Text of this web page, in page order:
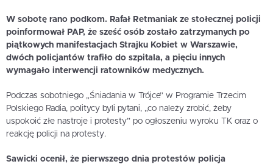
W sobotę rano podkom. Rafał Retmaniak ze stołecznej policji
poinformował PAP, że sześć osób zostało zatrzymanych po
piątkowych manifestacjach Strajku Kobiet w Warszawie,
dwóch policjantów trafiło do szpitala, a pięciu innych
wymagało interwencji ratowników medycznych.
Podczas sobotniego „Śniadania w Trójce” w Programie Trzecim
Polskiego Radia, politycy byli pytani, „co należy zrobić, żeby
uspokoić złe nastroje i protesty” po ogłoszeniu wyroku TK oraz o
reakcję policji na protesty.
Sawicki ocenił, że pierwszego dnia protestów policja